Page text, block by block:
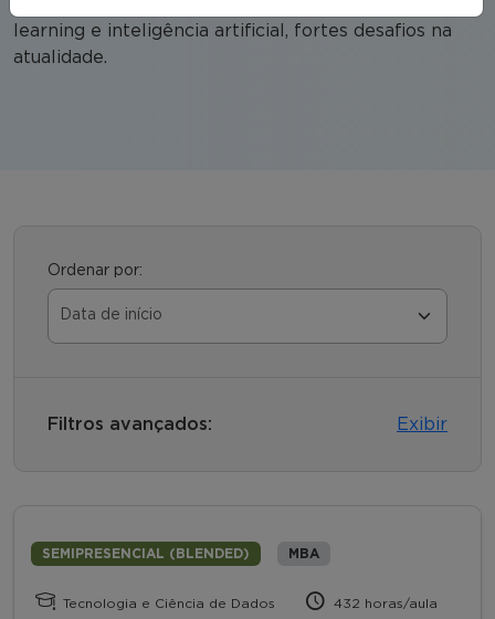
learning e inteligência artificial, fortes desafios na
atualidade.
Ordenar por:
Filtros avançados: Exibir
SEMIPRESENCIAL (BLENDED) MBA
Tecnologia e Ciência de Dados 432 horas/aula